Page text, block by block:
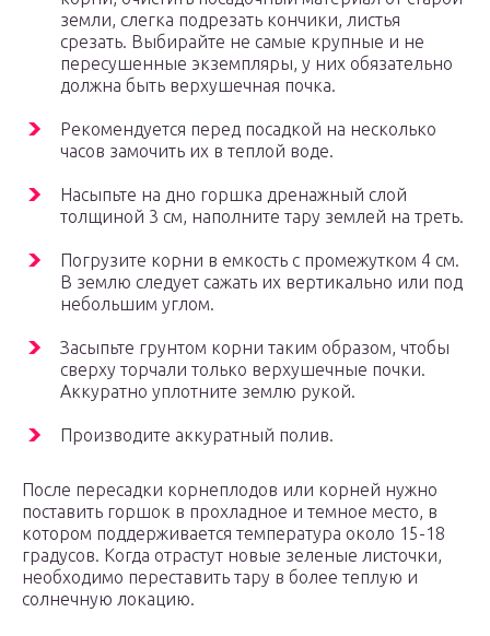
земли, слегка подрезать кончики, листья
срезать. Выбирайте не самые крупные и не
пересушенные экземпляры, у них обязательно
должна быть верхушечная почка.
Рекомендуется перед посадкой на несколько
часов замочить их в теплой воде.
Насыпьте на дно горшка дренажный слой
толщиной 3 см, наполните тару землей на треть.
Погрузите корни в емкость с промежутком 4 см.
В землю следует сажать их вертикально или под
небольшим углом.
Засыпьте грунтом корни таким образом, чтобы
сверху торчали только верхушечные почки.
Аккуратно уплотните землю рукой.
Производите аккуратный полив.
После пересадки корнеплодов или корней нужно
поставить горшок в прохладное и темное место, в
котором поддерживается температура около 15-18
градусов. Когда отрастут новые зеленые листочки,
необходимо переставить тару в более теплую и
солнечную локацию.